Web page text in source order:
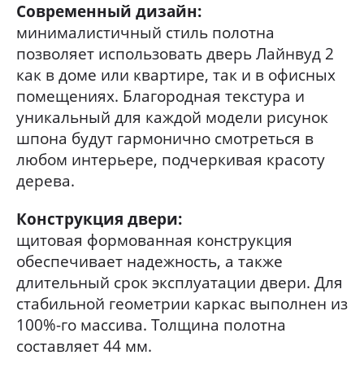
Современный дизайн:
минималистичный стиль полотна
позволяет использовать дверь Лайнвуд 2
как в доме или квартире, так и в офисных
помещениях. Благородная текстура и
уникальный для каждой модели рисунок
шпона будут гармонично смотреться в
любом интерьере, подчеркивая красоту
дерева.
Конструкция двери:
щитовая формованная конструкция
обеспечивает надежность, а также
длительный срок эксплуатации двери. Для
стабильной геометрии каркас выполнен из
100%-го массива. Толщина полотна
составляет 44 мм.